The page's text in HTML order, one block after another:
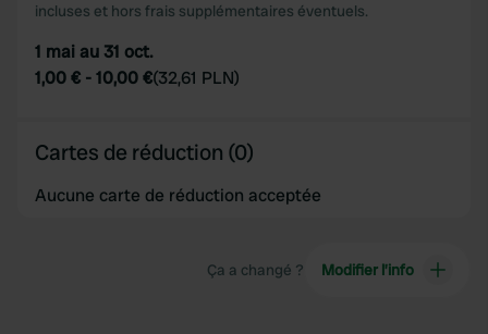
incluses et hors frais supplémentaires éventuels.
1 mai au 31 oct.
1,00 € -10,00 €(32,61 PLN)
Cartes de réduction (0)
Aucune carte de réduction acceptée
Ça a changé ? Modifier l’info